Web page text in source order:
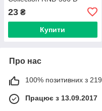
23 ₴
Купити
Про нас
100% позитивних з 219
Працює з 13.09.2017